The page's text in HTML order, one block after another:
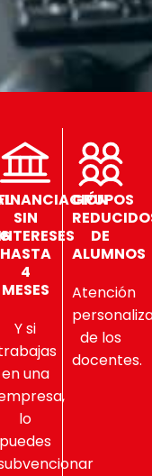
SIN
HASTA
4
MESES
Y si
en una
lo
puedes
GRUPOS
DE
ALUMNOS
Atención
de los
docentes.